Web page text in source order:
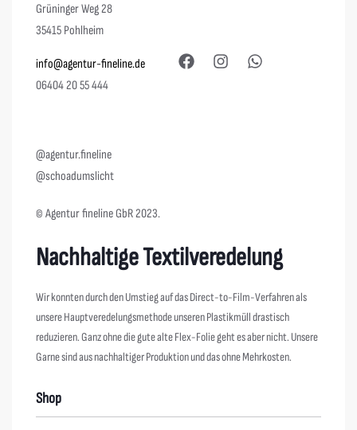
Grüninger Weg 28
35415 Pohlheim
info@agentur-fineline.de
06404 20 55 444
@agentur.fineline
@schoadumslicht
© Agentur fineline GbR 2023.
Nachhaltige Textilveredelung
Wir konnten durch den Umstieg auf das Direct-to-Film-Verfahren als
unsere Hauptveredelungsmethode unseren Plastikmüll drastisch
reduzieren. Ganz ohne die gute alte Flex-Folie geht es aber nicht. Unsere
Garne sind aus nachhaltiger Produktion und das ohne Mehrkosten.
Shop